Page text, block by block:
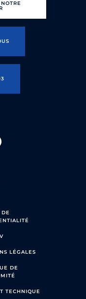
DE
LÉGALES
DE
TECHNIQUE